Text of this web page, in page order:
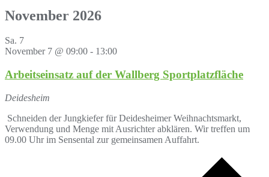
November 2026
Sa. 7
November 7 @ 09:00 - 13:00
Arbeitseinsatz auf der Wallberg Sportplatzfläche
Deidesheim
Schneiden der Jungkiefer für Deidesheimer Weihnachtsmarkt,
Verwendung und Menge mit Ausrichter abklären. Wir treffen um
09.00 Uhr im Sensental zur gemeinsamen Auffahrt.